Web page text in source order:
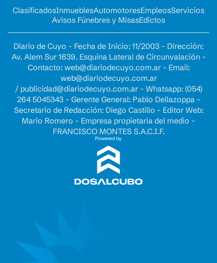
ClasificadosInmueblesAutomotoresEmpleosServicios
Avisos Fúnebres y MisasEdictos
Diario de Cuyo - Fecha de Inicio: 11/2003 - Dirección:
Av. Alem Sur 1639. Esquina Lateral de Circunvalación -
Contacto: web@diariodecuyo.com.ar- Email:
web@diariodecuyo.com.ar
/ publicidad@diariodecuyo.com.ar- Whatsapp: (054)
264 5045343 - Gerente General: Pablo Dellazoppa -
Secretario de Redacción: Diego Castillo - Editor Web:
Mario Romero - Empresa propietaria del medio -
FRANCISCO MONTES S.A.C.I.F.